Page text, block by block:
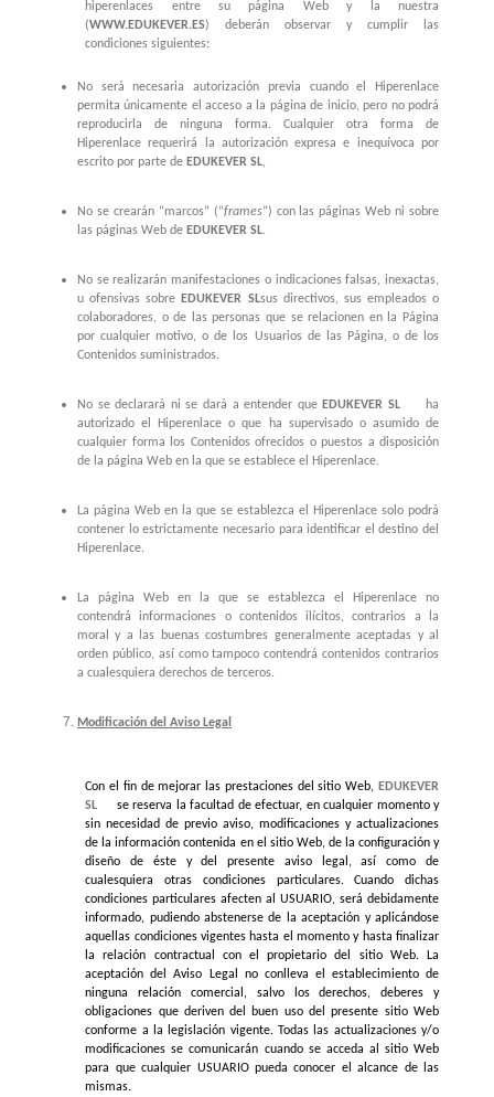
hiperenlaces entre su página Web y la nuestra
(WWW.EDUKEVER.ES)
deberán observar y cumplir las
condiciones siguientes:
No será necesaria autorización previa cuando el Hiperenlace
permita únicamente el acceso a la página de inicio, pero no podrá
reproducirla de ninguna forma. Cualquier otra forma de
Hiperenlace requerirá la autorización expresa e inequívoca por
escrito por parte de EDUKEVER SL,
No se crearán “marcos” (“frames”) con las páginas Web ni sobre
las páginas Web de EDUKEVER SL.
No se realizarán manifestaciones o indicaciones falsas, inexactas,
u ofensivas sobre EDUKEVER SLsus directivos, sus empleados o
colaboradores, o de las personas que se relacionen en la Página
por cualquier motivo, o de los Usuarios de las Página, o de los
Contenidos suministrados.
No se declarará ni se dará a entender que EDUKEVER SL ha
autorizado el Hiperenlace o que ha supervisado o asumido de
cualquier forma los Contenidos ofrecidos o puestos a disposición
de la página Web en la que se establece el Hiperenlace.
La página Web en la que se establezca el Hiperenlace solo podrá
contener lo estrictamente necesario para identificar el destino del
Hiperenlace.
La página Web en la que se establezca el Hiperenlace no
contendrá informaciones o contenidos ilícitos, contrarios a la
moral y a las buenas costumbres generalmente aceptadas y al
orden público, así como tampoco contendrá contenidos contrarios
a cualesquiera derechos de terceros.
Modificación del Aviso Legal
Con el fin de mejorar las prestaciones del sitio Web, EDUKEVER
SL
se reserva la facultad de efectuar, en cualquier momento y
sin necesidad de previo aviso, modificaciones y actualizaciones
de la información contenida en el sitio Web, de la configuración y
diseño de éste y del presente aviso legal, así como de
cualesquiera otras condiciones particulares. Cuando dichas
condiciones particulares afecten al USUARIO, será debidamente
informado, pudiendo abstenerse de la aceptación y aplicándose
aquellas condiciones vigentes hasta el momento y hasta finalizar
la relación contractual con el propietario del sitio Web. La
aceptación del Aviso Legal no conlleva el establecimiento de
ninguna relación comercial, salvo los derechos, deberes y
obligaciones que deriven del buen uso del presente sitio Web
conforme a la legislación vigente. Todas las actualizaciones y/o
modificaciones se comunicarán cuando se acceda al sitio Web
para que cualquier USUARIO pueda conocer el alcance de las
mismas.